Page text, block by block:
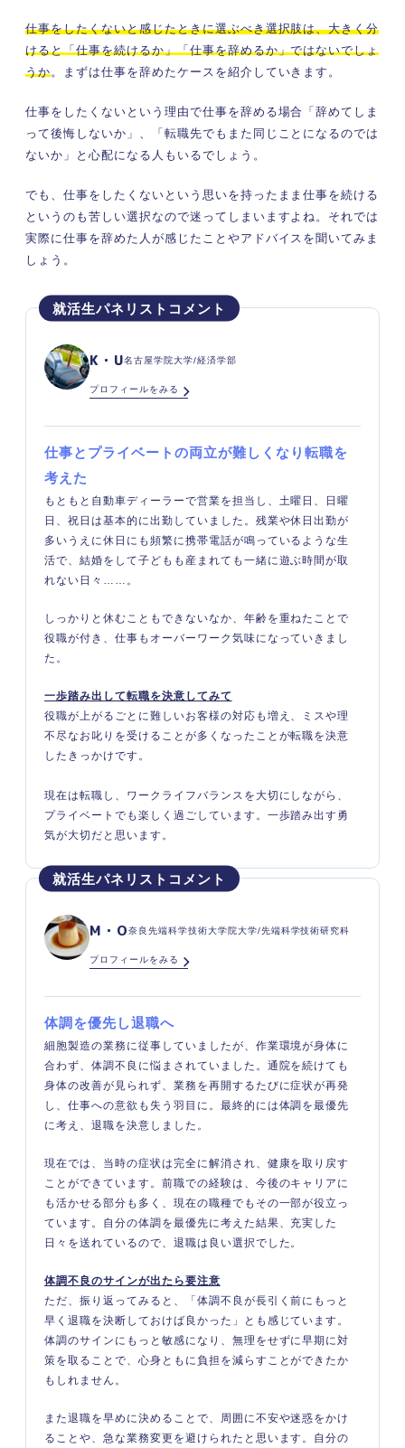
仕事をしたくないと感じたときに選ぶべき選択肢は、大きく分
けると「仕事を続けるか」「仕事を辞めるか」ではないでしょ
うか。まずは仕事を辞めたケースを紹介していきます。
仕事をしたくないという理由で仕事を辞める場合「辞めてしま
って後悔しないか」、「転職先でもまた同じことになるのでは
ないか」と心配になる人もいるでしょう。
でも、仕事をしたくないという思いを持ったまま仕事を続ける
というのも苦しい選択なので迷ってしまいますよね。それでは
実際に仕事を辞めた人が感じたことやアドバイスを聞いてみま
しょう。
K・U名古屋学院大学/経済学部
プロフィールをみる
仕事とプライベートの両立が難しくなり転職を
考えた
もともと自動車ディーラーで営業を担当し、土曜日、日曜
日、祝日は基本的に出勤していました。残業や休日出勤が
多いうえに休日にも頻繁に携帯電話が鳴っているような生
活で、結婚をして子どもも産まれても一緒に遊ぶ時間が取
れない日々……。
しっかりと休むこともできないなか、年齢を重ねたことで
役職が付き、仕事もオーバーワーク気味になっていきまし
た。
一歩踏み出して転職を決意してみて
役職が上がるごとに難しいお客様の対応も増え、ミスや理
不尽なお叱りを受けることが多くなったことが転職を決意
したきっかけです。
現在は転職し、ワークライフバランスを大切にしながら、
プライベートでも楽しく過ごしています。一歩踏み出す勇
気が大切だと思います。
M・O奈良先端科学技術大学院大学/先端科学技術研究科
プロフィールをみる
体調を優先し退職へ
細胞製造の業務に従事していましたが、作業環境が身体に
合わず、体調不良に悩まされていました。通院を続けても
身体の改善が見られず、業務を再開するたびに症状が再発
し、仕事への意欲も失う羽目に。最終的には体調を最優先
に考え、退職を決意しました。
現在では、当時の症状は完全に解消され、健康を取り戻す
ことができています。前職での経験は、今後のキャリアに
も活かせる部分も多く、現在の職種でもその一部が役立っ
ています。自分の体調を最優先に考えた結果、充実した
日々を送れているので、退職は良い選択でした。
体調不良のサインが出たら要注意
ただ、振り返ってみると、「体調不良が長引く前にもっと
早く退職を決断しておけば良かった」とも感じています。
体調のサインにもっと敏感になり、無理をせずに早期に対
策を取ることで、心身ともに負担を減らすことができたか
もしれません。
また退職を早めに決めることで、周囲に不安や迷惑をかけ
ることや、急な業務変更を避けられたと思います。自分の